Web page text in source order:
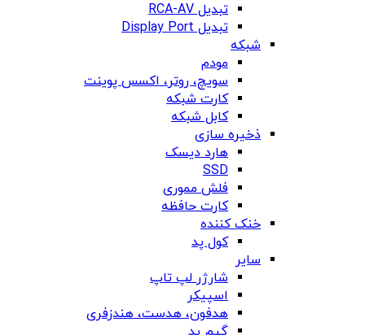
تبدیل RCA-AV
تبدیل Display Port
شبکه
مودم
سویچ، روتر، اکسس پوینت
کارت شبکه
کابل شبکه
ذخیره سازی
هارد دیسک
SSD
فلش مموری
کارت حافظه
خنک کننده
کول پد
سایر
شارژر لپ تاپ
اسپیکر
هدفون، هدست، هندزفری